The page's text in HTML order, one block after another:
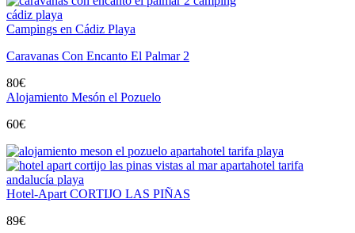
Campings en Cádiz Playa
Caravanas Con Encanto El Palmar 2
80€
Alojamiento Mesón el Pozuelo
60€
Hotel-Apart CORTIJO LAS PIÑAS
89€